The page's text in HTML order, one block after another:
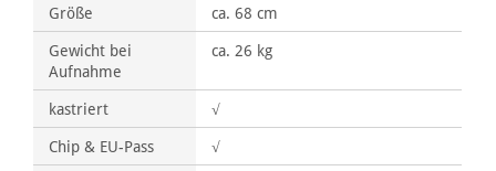
Größe
ca. 68 cm
Gewicht bei
Aufnahme
ca. 26 kg
kastriert
√
Chip & EU-Pass
√